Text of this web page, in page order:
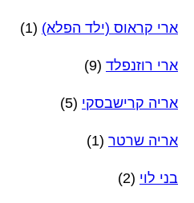
ארי קראוס (ילד הפלא) (1)
ארי רוזנפלד (9)
אריה קרישבסקי (5)
אריה שרטר (1)
בני לוי (2)